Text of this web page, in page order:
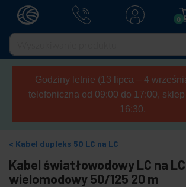
0
Godziny letnie (13 lipca – 4
telefoniczna od 09:00 do 17:00,
16:30.
Kabel dupleks 50 LC na LC
Kabel światłowodowy LC na LC
wielomodowy 50/125 20 m